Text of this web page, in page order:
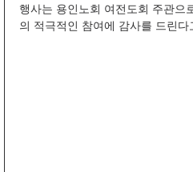
행사는 용인노회 여전도회 주관으
의 적극적인 참여에 감사를 드린